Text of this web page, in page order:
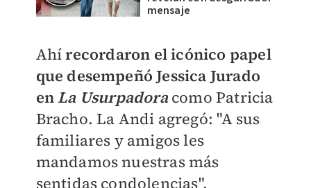
mensaje
Ahírecordaron el icónico papel
que desempeñó Jessica Jurado
en La Usurpadoracomo Patricia
Bracho. La Andi agregó: "A sus
familiares y amigos les
mandamos nuestras más
sentidas condolencias".